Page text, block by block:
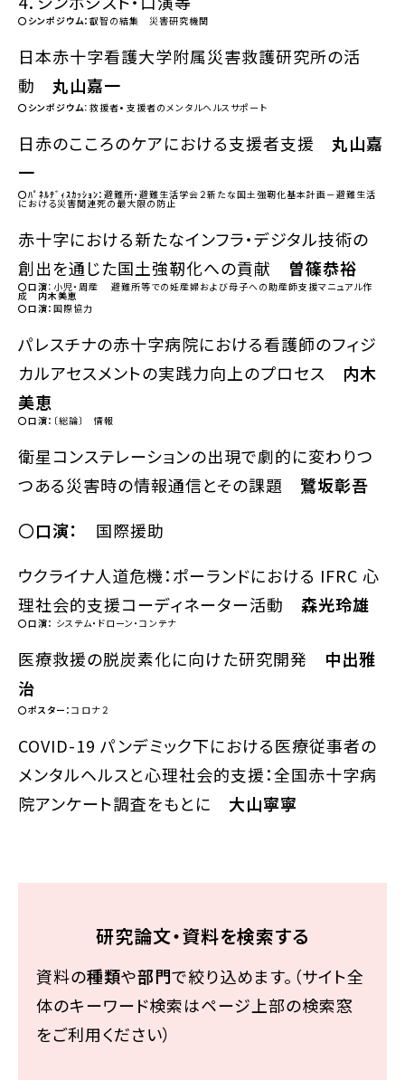
〇シンポジウム： 叡智の結集 災害研究機関
日本赤十字看護大学附属災害救護研究所の活
動 丸山嘉一
〇シンポジウム：救援者• 支援者のメンタルヘルスサポート
日赤のこころのケアにおける支援者支援 丸山嘉
一
〇ﾊﾟﾈﾙﾃﾞｨｽｶｯｼｮﾝ： 避難所・避難生活学会２新たな国土強靭化基本計画－避難生活
における災害関連死の最大限の防止
赤十字における新たなインフラ・デジタル技術の
創出を通じた国土強靭化への貢献 曽篠恭裕
〇口演：小児・周産 避難所等での妊産婦および母子への助産師支援マニュアル作
成内木美恵
〇口演： 国際協力
パレスチナの赤十字病院における看護師のフィジ
カルアセスメントの実践力向上のプロセス 内木
美恵
〇口演： 〔総論〕 情報
衛星コンステレーションの出現で劇的に変わりつ
つある災害時の情報通信とその課題 鷺坂彰吾
〇口演：
国際援助
ウクライナ人道危機：ポーランドにおける IFRC 心
理社会的支援コーディネーター活動 森光玲雄
〇口演： システム・ドローン・コンテナ
医療救援の脱炭素化に向けた研究開発 中出雅
治
〇ポスター： コロナ２
COVID-19 パンデミック下における医療従事者の
メンタルヘルスと心理社会的支援：全国赤十字病
院アンケート調査をもとに 大山寧寧
研究論文・資料を検索する
資料の種類や部門で絞り込めます。（サイト全
体のキーワード検索はページ上部の検索窓
をご利用ください）